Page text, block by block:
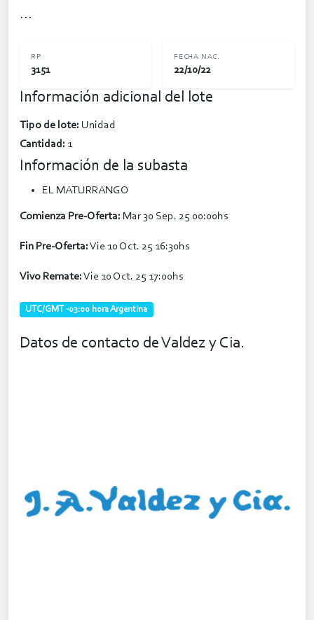
...
RP
3151
FECHA NAC.
22/10/22
Información adicional del lote
Tipo de lote: Unidad
Cantidad: 1
Información de la subasta
EL MATURRANGO
Comienza Pre-Oferta: Mar 30 Sep. 25 00:00hs
Fin Pre-Oferta:Vie 10 Oct. 25 16:30hs
Vivo Remate:Vie 10 Oct. 25 17:00hs
UTC/GMT -03:00 hora Argentina
Datos de contacto de Valdez y Cia.